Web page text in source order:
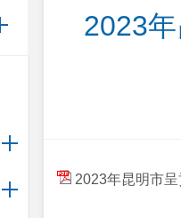
2023
2023年昆明市